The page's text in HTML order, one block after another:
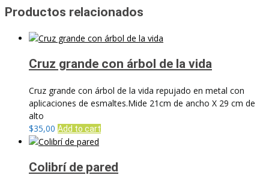
Productos relacionados
Cruz grande con árbol de la vida
Cruz grande con árbol de la vida repujado en metal con
aplicaciones de esmaltes.Mide 21cm de ancho X 29 cm de
alto
$35,00 Add to cart
Colibrí de pared